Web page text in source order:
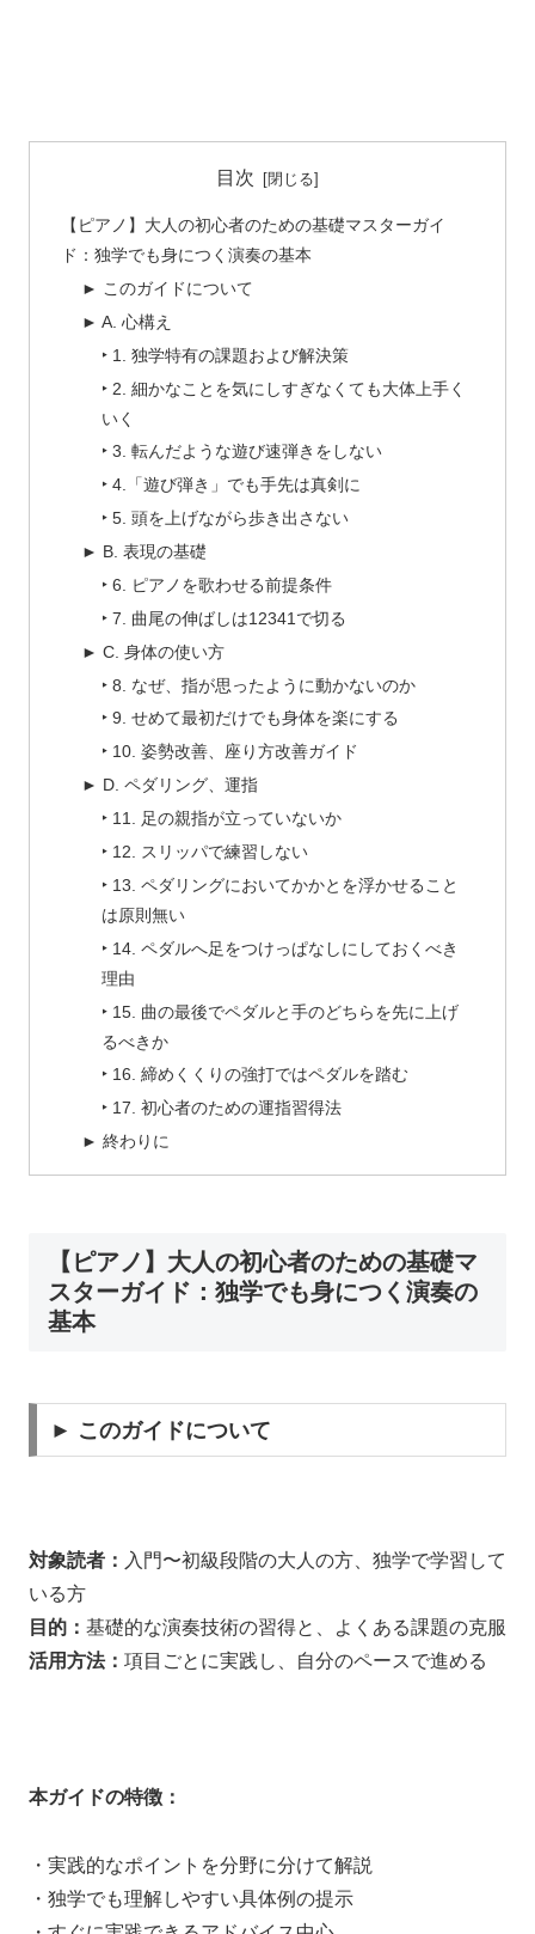
目次
【ピアノ】大人の初心者のための基礎マスターガイ
ド：独学でも身につく演奏の基本
► このガイドについて
► A. 心構え
‣ 1. 独学特有の課題および解決策
‣ 2. 細かなことを気にしすぎなくても大体上手く
いく
‣ 3. 転んだような遊び速弾きをしない
‣ 4.「遊び弾き」でも手先は真剣に
‣ 5. 頭を上げながら歩き出さない
► B. 表現の基礎
‣ 6. ピアノを歌わせる前提条件
‣ 7. 曲尾の伸ばしは12341で切る
► C. 身体の使い方
‣ 8. なぜ、指が思ったように動かないのか
‣ 9. せめて最初だけでも身体を楽にする
‣ 10. 姿勢改善、座り方改善ガイド
► D. ペダリング、運指
‣ 11. 足の親指が立っていないか
‣ 12. スリッパで練習しない
‣ 13. ペダリングにおいてかかとを浮かせること
は原則無い
‣ 14. ペダルへ足をつけっぱなしにしておくべき
理由
‣ 15. 曲の最後でペダルと手のどちらを先に上げ
るべきか
‣ 16. 締めくくりの強打ではペダルを踏む
‣ 17. 初心者のための運指習得法
► 終わりに
【ピアノ】大人の初心者のための基礎マ
スターガイド：独学でも身につく演奏の
基本
► このガイドについて
対象読者： 入門〜初級段階の大人の方、独学で学習して
いる方
目的： 基礎的な演奏技術の習得と、よくある課題の克服
活用方法： 項目ごとに実践し、自分のペースで進める
本ガイドの特徴：
・実践的なポイントを分野に分けて解説
・独学でも理解しやすい具体例の提示